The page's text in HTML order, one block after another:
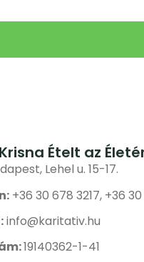
Ételt az
Lehel u. 15-17.
+36 30 678 3217, +36
info@karitativ.hu
19140362-1-41